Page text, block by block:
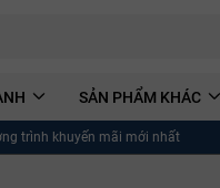
SẢN PHẨM KHÁC
trình khuyến mãi mới nhất